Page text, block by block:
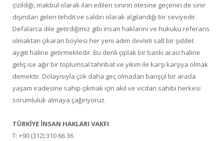
çizildiği, makbul olarak ilan edilen sınırın ötesine geçenin de sınır
dışından gelen tehdit ve saldırı olarak algılandığı bir seviyedir.
Defalarca dile getirdiğimiz gibi insan haklarını ve hukuku referans
olmaktan çıkaran böylesi her yeni adım devleti salt bir şiddet
aygıtı haline getirmektedir. Bu denli çıplak bir baskı aracı haline
geliş ise ağır bir toplumsal tahribat ve yıkım ile karşı karşıya olmak
demektir. Dolayısıyla çok daha geç olmadan barışçıl bir arada
yaşam iradesine sahip çıkmak için akıl ve vicdan sahibi herkesi
sorumluluk almaya çağırıyoruz.
TÜRKİYE İNSAN HAKLARI VAKFI
T: +90 (312) 310 66 36